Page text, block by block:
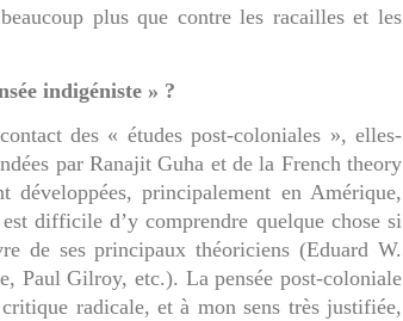
plus que contre les racailles et les
indigéniste » ?
des « études post-coloniales », elles-
par Ranajit Guha et de la French theory
principalement en Amérique,
difficile d’y comprendre quelque chose si
de ses principaux théoriciens (Eduard W.
Paul Gilroy, etc.). La pensée post-coloniale
radicale, et à mon sens très justifiée,